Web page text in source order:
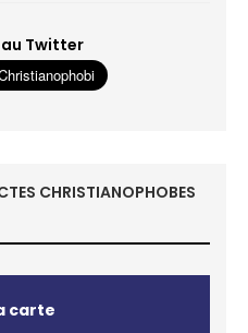
Twitter
CHRISTIANOPHOBES
carte